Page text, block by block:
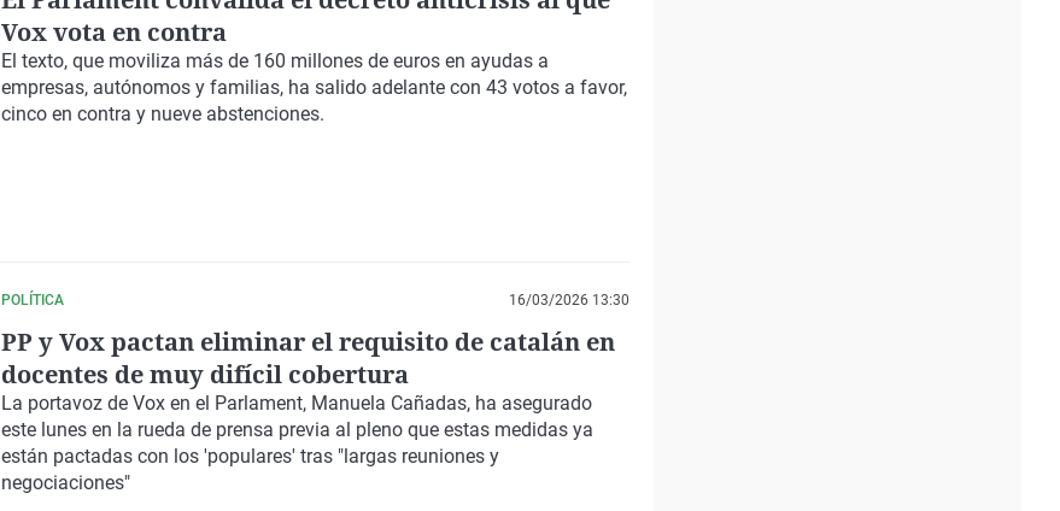
Vox vota en contra
El texto, que moviliza más de 160 millones de euros en ayudas a
empresas, autónomos y familias, ha salido adelante con 43 votos a favor,
cinco en contra y nueve abstenciones.
POLÍTICA 16/03/2026 13:30
PP y Vox pactan eliminar el requisito de catalán en
docentes de muy difícil cobertura
La portavoz de Vox en el Parlament, Manuela Cañadas, ha asegurado
este lunes en la rueda de prensa previa al pleno que estas medidas ya
están pactadas con los 'populares' tras "largas reuniones y
negociaciones"